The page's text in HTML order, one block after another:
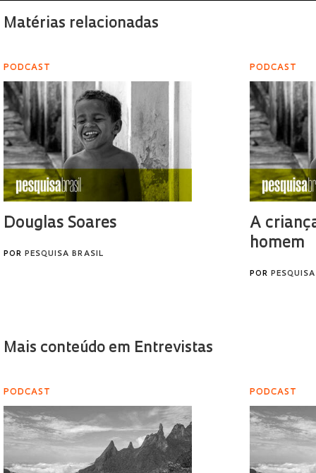
Matérias relacionadas
PODCAST
Douglas Soares
POR PESQUISA BRASIL
PODCAST
A
homem
POR
Mais conteúdo em Entrevistas
PODCAST PODCAST